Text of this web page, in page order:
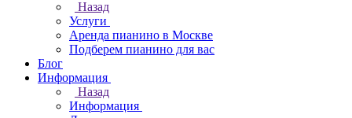
Назад
Услуги
Аренда пианино в Москве
Подберем пианино для вас
Блог
Информация
Назад
Информация